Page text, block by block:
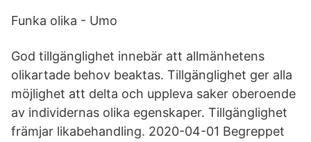
Funka olika - Umo
God tillgänglighet innebär att allmänhetens
olikartade behov beaktas. Tillgänglighet ger alla
möjlighet att delta och uppleva saker oberoende
av individernas olika egenskaper. Tillgänglighet
främjar likabehandling. 2020-04-01 Begreppet